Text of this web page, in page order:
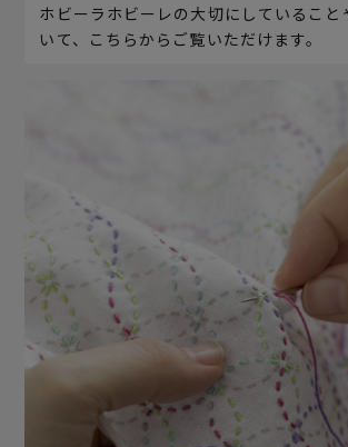
ホビーラホビーレの大切にしていること
いて、こちらからご覧いただけます。